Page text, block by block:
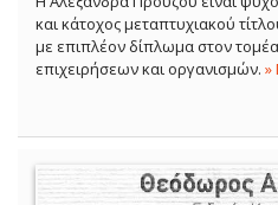
και κάτοχος μεταπτυχιακού
με επιπλέον δίπλωμα στον
επιχειρήσεων και οργανισμών. »